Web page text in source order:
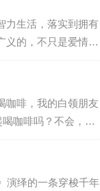
力生活，落实到拥有
义的，不只是爱情、
咖啡，我的白领朋友
咖啡吗？不会，肯
演绎的一条穿梭千年